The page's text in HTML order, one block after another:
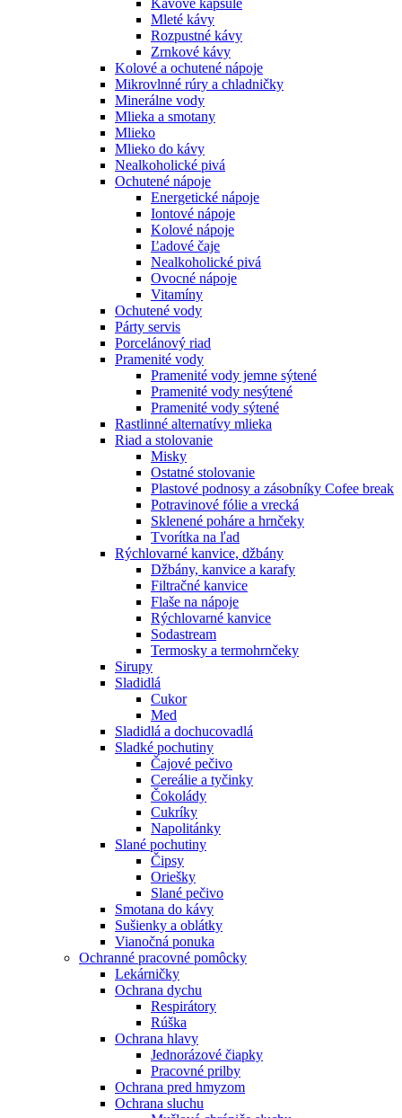
Kávové kapsule
Mleté kávy
Rozpustné kávy
Zrnkové kávy
Kolové a ochutené nápoje
Mikrovlnné rúry a chladničky
Minerálne vody
Mlieka a smotany
Mlieko
Mlieko do kávy
Nealkoholické pivá
Ochutené nápoje
Energetické nápoje
Iontové nápoje
Kolové nápoje
Ľadové čaje
Nealkoholické pivá
Ovocné nápoje
Vitamíny
Ochutené vody
Párty servis
Porcelánový riad
Pramenité vody
Pramenité vody jemne sýtené
Pramenité vody nesýtené
Pramenité vody sýtené
Rastlinné alternatívy mlieka
Riad a stolovanie
Misky
Ostatné stolovanie
Plastové podnosy a zásobníky Cofee break
Potravinové fólie a vrecká
Sklenené poháre a hrnčeky
Tvorítka na ľad
Rýchlovarné kanvice, džbány
Džbány, kanvice a karafy
Filtračné kanvice
Flaše na nápoje
Rýchlovarné kanvice
Sodastream
Termosky a termohrnčeky
Sirupy
Sladidlá
Cukor
Med
Sladidlá a dochucovadlá
Sladké pochutiny
Čajové pečivo
Cereálie a tyčinky
Čokolády
Cukríky
Napolitánky
Slané pochutiny
Čipsy
Oriešky
Slané pečivo
Smotana do kávy
Sušienky a oblátky
Vianočná ponuka
Ochranné pracovné pomôcky
Lekárničky
Ochrana dychu
Respirátory
Rúška
Ochrana hlavy
Jednorázové čiapky
Pracovné prilby
Ochrana pred hmyzom
Ochrana sluchu